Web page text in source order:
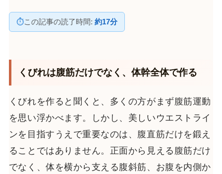
⏱この記事の読了時間: 約17分
くびれは腹筋だけでなく、体幹全体で作る
くびれを作ると聞くと、多くの方がまず腹筋運動
を思い浮かべます。しかし、美しいウエストライ
ンを目指すうえで重要なのは、腹直筋だけを鍛え
ることではありません。正面から見える腹筋だけ
でなく、体を横から支える腹斜筋、お腹を内側か